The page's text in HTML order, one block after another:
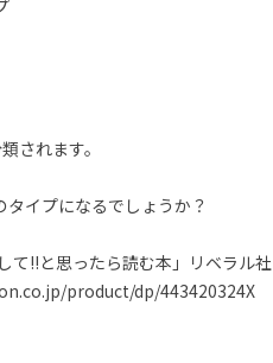
されます。
タイプになるでしょうか？
て!!と思ったら読む本」リベラル社
product/dp/443420324X